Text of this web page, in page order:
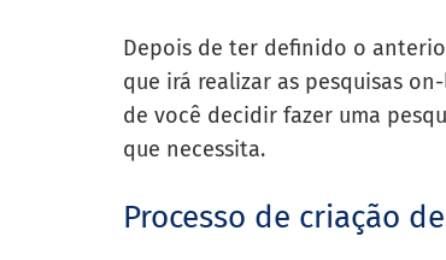
Depois de ter definido o
que irá realizar as pesquisas
de você decidir fazer uma
que necessita.
Processo de criação